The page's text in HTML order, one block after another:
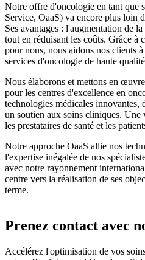
Notre offre d'oncologie en tant que
Service, OaaS) va encore plus loin
Ses avantages : l'augmentation de
tout en réduisant les coûts. Grâce à
pour nous, nous aidons nos clients
services d'oncologie de haute
Nous élaborons et mettons en
pour les centres d'excellence en
technologies médicales innovantes,
un soutien aux soins cliniques.
les prestataires de santé et les
Notre approche OaaS allie nos
l'expertise inégalée de nos
avec notre rayonnement
centre vers la réalisation de ses
terme.
Prenez contact avec
Accélérez l'optimisation de vos